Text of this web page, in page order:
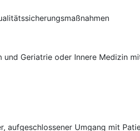
Geriatrie oder Innere Medizin
aufgeschlossener Umgang mit